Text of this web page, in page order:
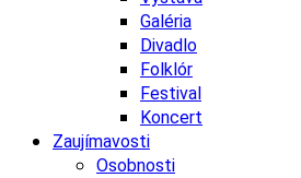
Galéria
Divadlo
Folklór
Festival
Koncert
Zaujímavosti
Osobnosti